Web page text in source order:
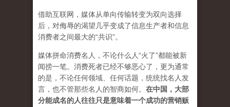
借助互联网，媒体从单向传输转变为双向选择
后，对侮辱的渴望几乎变成了信息生产者和信息
消费者之间最大的“共识”。
媒体拼命消费名人，不论什么人“火了”都能被新
闻捞一笔。消费死者已经不够恶心了，更为通常
的是，不论任何领域、任何话题，统统找名人发
言，也不管那些名人的智商如何。 在中国，大部
分能成名的人往往只是意味着一个成功的营销贩